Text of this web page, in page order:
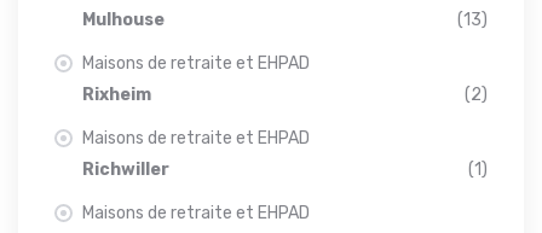
Mulhouse
(13)
Maisons de retraite et EHPAD
Rixheim
(2)
Maisons de retraite et EHPAD
Richwiller
(1)
Maisons de retraite et EHPAD